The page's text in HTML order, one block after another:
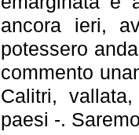
ancora ieri,
potessero
commento
Calitri,
paesi -.